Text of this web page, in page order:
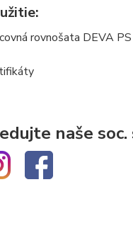
rovnošata DEVA
naše soc.